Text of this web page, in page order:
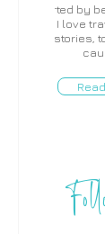
supported by
more. I love
local stories,